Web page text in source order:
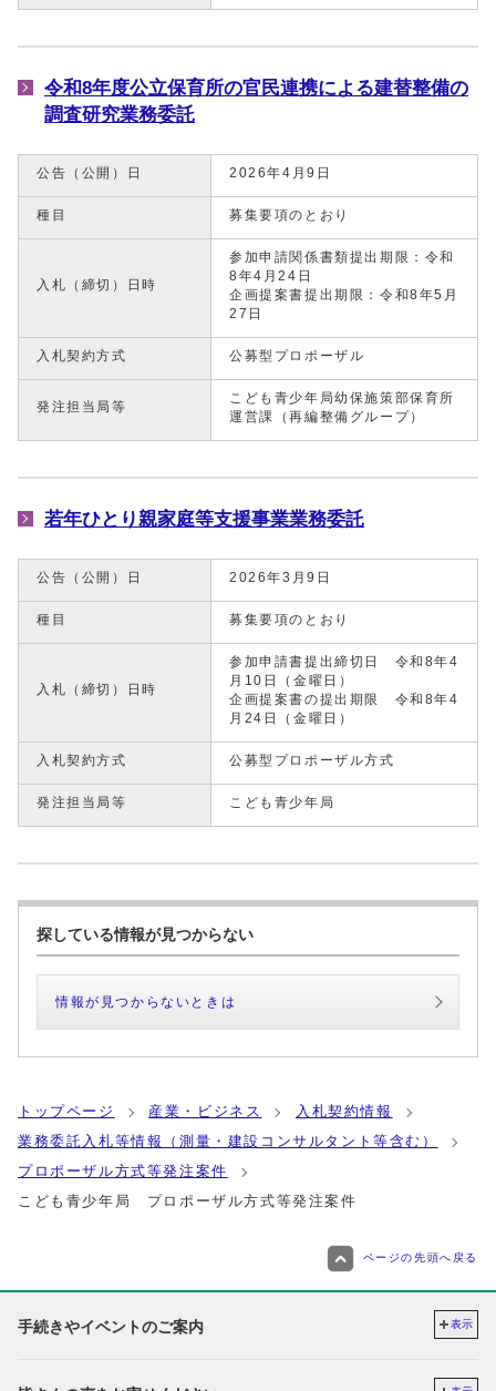
令和8年度公立保育所の官民連携による建替整備の
調査研究業務委託
公告（公開）日 2026年4月9日
種目 募集要項のとおり
入札（締切）日時
参加申請関係書類提出期限：令和
8年4月24日
企画提案書提出期限：令和8年5月
27日
入札契約方式 公募型プロポーザル
発注担当局等
こども青少年局幼保施策部保育所
運営課（再編整備グループ）
若年ひとり親家庭等支援事業業務委託
公告（公開）日 2026年3月9日
種目 募集要項のとおり
入札（締切）日時
参加申請書提出締切日 令和8年4
月10日（金曜日）
企画提案書の提出期限 令和8年4
月24日（金曜日）
入札契約方式 公募型プロポーザル方式
発注担当局等 こども青少年局
探している情報が見つからない
情報が見つからないときは
トップページ 産業・ビジネス
入札契約情報
業務委託入札等情報（測量・建設コンサルタント等含む）
プロポーザル方式等発注案件
こども青少年局 プロポーザル方式等発注案件
ページの先頭へ戻る
手続きやイベントのご案内 表示